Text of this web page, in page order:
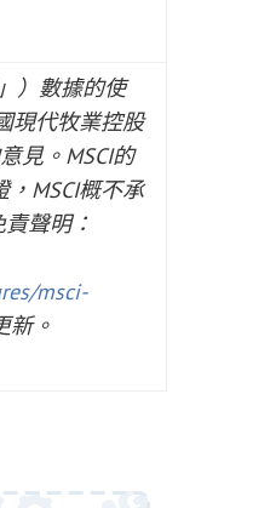
）數據的使
現代牧業控股
見。 MSCI的
MSCI概不承
聲明：
msci-
新。